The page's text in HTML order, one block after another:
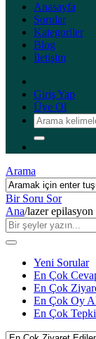
Anasayfa
Sorular
Kategoriler
Blog
İletişim
Giriş Yap
Üye Ol
Arama
Bir Soru Sor
Ana/lazer epilasyon
Yeni Sorular
En Çok
En Çok
En Çok Oy
En Çok